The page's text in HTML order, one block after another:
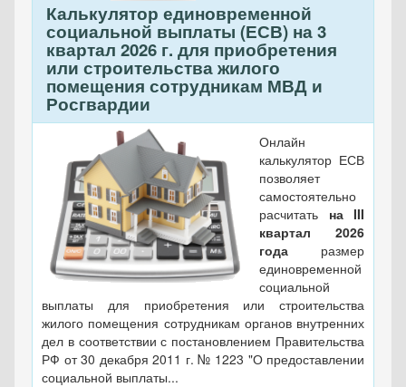
Калькулятор единовременной
социальной выплаты (ЕСВ) на 3
квартал 2026 г. для приобретения
или строительства жилого
помещения сотрудникам МВД и
Росгвардии
Онлайн
калькулятор ЕСВ
позволяет
самостоятельно
расчитать на III
квартал 2026
года размер
единовременной
социальной
выплаты для приобретения или строительства
жилого помещения сотрудникам органов внутренних
дел в соответствии с постановлением Правительства
РФ от 30 декабря 2011 г. № 1223 "О предоставлении
социальной выплаты...